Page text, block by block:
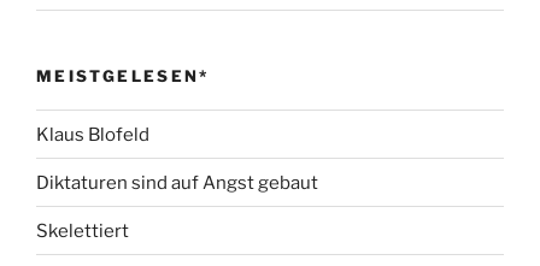
MEISTGELESEN*
Klaus Blofeld
Diktaturen sind auf Angst gebaut
Skelettiert